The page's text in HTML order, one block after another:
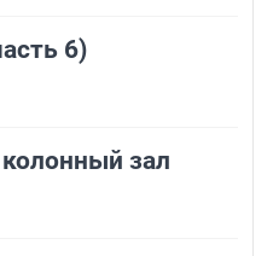
6)
зал